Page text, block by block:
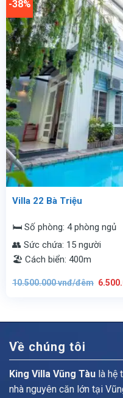
đêm.
-38%
Villa 22 Bà Triệu
🛏️ Số phòng: 4 phòng ngủ
👥 Sức chứa: 15 người
🏖️ Cách biển: 400m
10.500.000vnđ/đêm gốc
Về chúng tôi
King Villa Vũng Tàu là hệ
nhà nguyên căn lớn tại